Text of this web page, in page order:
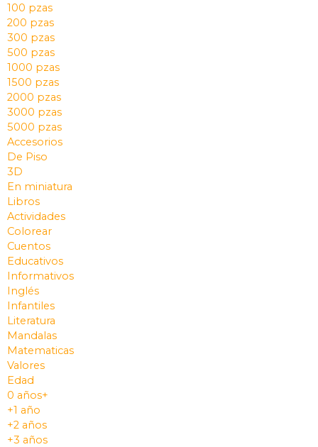
100 pzas
200 pzas
300 pzas
500 pzas
1000 pzas
1500 pzas
2000 pzas
3000 pzas
5000 pzas
Accesorios
De Piso
3D
En miniatura
Libros
Actividades
Colorear
Cuentos
Educativos
Informativos
Inglés
Infantiles
Literatura
Mandalas
Matematicas
Valores
Edad
0 años+
+1 año
+2 años
+3 años